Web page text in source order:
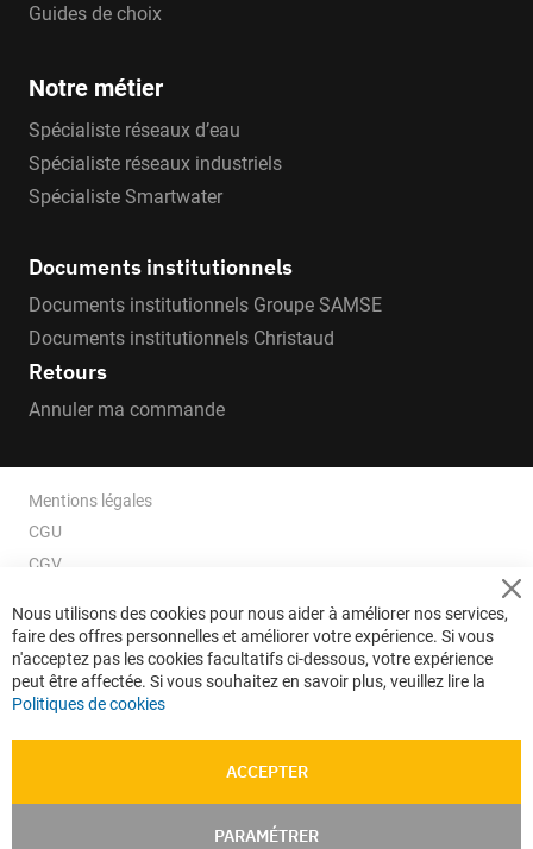
Guides de choix
Notre métier
Spécialiste réseaux d’eau
Spécialiste réseaux industriels
Spécialiste Smartwater
Documents institutionnels
Documents institutionnels Groupe SAMSE
Documents institutionnels Christaud
Retours
Annuler ma commande
Mentions légales
CGU
CGV
Données personnelles
Confidentialité
Plan du site
Nous utilisons des cookies pour nous aider à améliorer nos services,
faire des offres personnelles et améliorer votre expérience. Si vous
n'acceptez pas les cookies facultatifs ci-dessous, votre expérience
peut être affectée. Si vous souhaitez en savoir plus, veuillez lire la
Politiques de cookies
ACCEPTER
PARAMÉTRER